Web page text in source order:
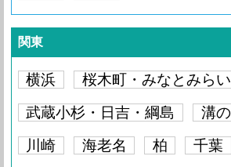
関東
横浜
桜木町・みなとみら
武蔵小杉・日吉・綱島
溝
川崎
海老名 柏 千葉